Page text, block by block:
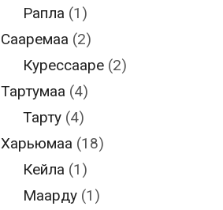
Рапла (1)
Сааремаа (2)
Курессааре (2)
Тартумаа (4)
Тарту (4)
Харьюмаа (18)
Кейла (1)
Маарду (1)